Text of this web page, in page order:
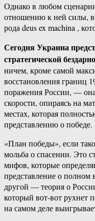
Однако в любом
отношению к ней силы,
рода deus ex machina ,
Сегодня Украина
стратегической
ничем, кроме самой
восстановления границ
поражения России, —
скорости, опираясь на
местах, которая
представлению о победе.
«План победы», если
мольба о спасении. Это
мифов, которые
представление о полном
другой — теория о
который вот-вот рухнет
на самом деле